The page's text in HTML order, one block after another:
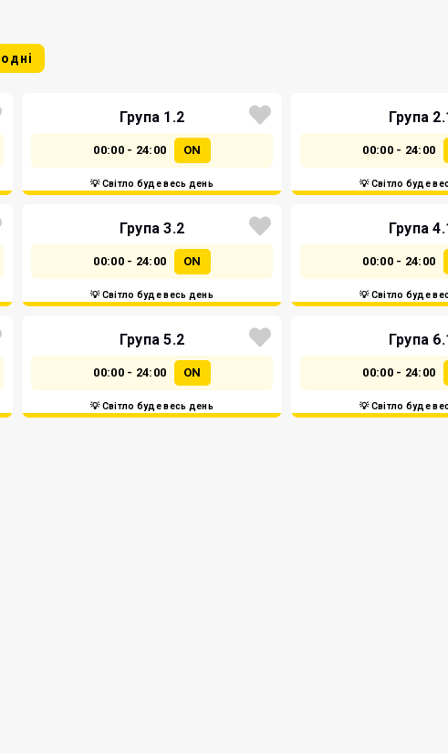
Група 1.2
00:00 - 24:00 ON
💡 Світло буде весь день
Група
00:00 - 24:00
💡 Світло буде
Група 3.2
00:00 - 24:00 ON
💡 Світло буде весь день
Група
00:00 - 24:00
💡 Світло буде
Група 5.2
00:00 - 24:00 ON
💡 Світло буде весь день
Група
00:00 - 24:00
💡 Світло буде